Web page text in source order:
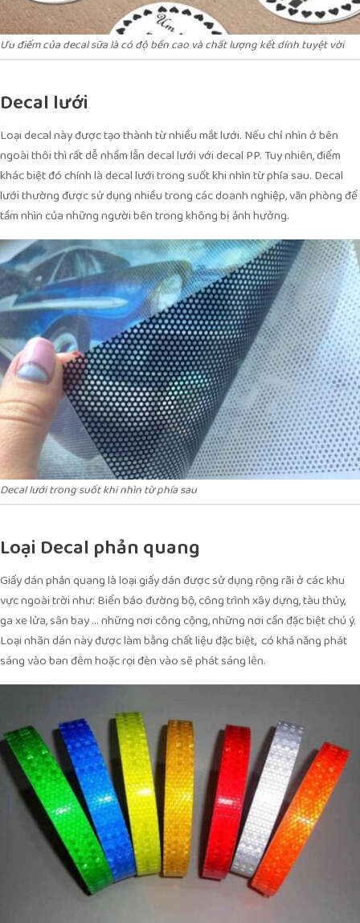
Ưu điểm của decal sữa là có độ bền cao và chất lượng kết dính tuyệt vời
Decal lưới
Loại decal này được tạo thành từ nhiều mắt lưới. Nếu chỉ nhìn ở bên
ngoài thôi thì rất dễ nhầm lẫn decal lưới với decal PP. Tuy nhiên, điểm
khác biệt đó chính là decal lưới trong suốt khi nhìn từ phía sau. Decal
lưới thường được sử dụng nhiều trong các doanh nghiệp, văn phòng để
tầm nhìn của những người bên trong không bị ảnh hưởng.
Decal lưới trong suốt khi nhìn từ phía sau
Loại Decal phản quang
Giấy dán phản quang là loại giấy dán được sử dụng rộng rãi ở các khu
vực ngoài trời như: Biển báo đường bộ, công trình xây dựng, tàu thủy,
ga xe lửa, sân bay … những nơi công cộng, những nơi cần đặc biệt chú ý.
Loại nhãn dán này được làm bằng chất liệu đặc biệt, có khả năng phát
sáng vào ban đêm hoặc rọi đèn vào sẽ phát sáng lên.